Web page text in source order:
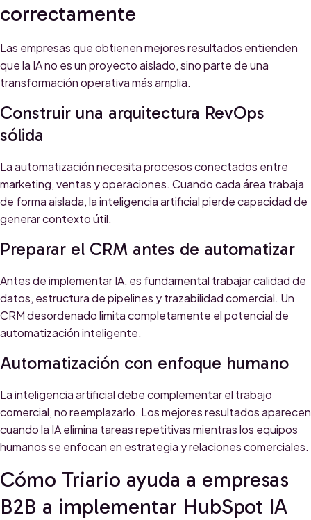
correctamente
Las empresas que obtienen mejores resultados entienden
que la IA no es un proyecto aislado, sino parte de una
transformación operativa más amplia.
Construir una arquitectura RevOps
sólida
La automatización necesita procesos conectados entre
marketing, ventas y operaciones. Cuando cada área trabaja
de forma aislada, la inteligencia artificial pierde capacidad de
generar contexto útil.
Preparar el CRM antes de automatizar
Antes de implementar IA, es fundamental trabajar calidad de
datos, estructura de pipelines y trazabilidad comercial. Un
CRM desordenado limita completamente el potencial de
automatización inteligente.
Automatización con enfoque humano
La inteligencia artificial debe complementar el trabajo
comercial, no reemplazarlo. Los mejores resultados aparecen
cuando la IA elimina tareas repetitivas mientras los equipos
humanos se enfocan en estrategia y relaciones comerciales.
Cómo Triario ayuda a empresas
B2B a implementar HubSpot IA